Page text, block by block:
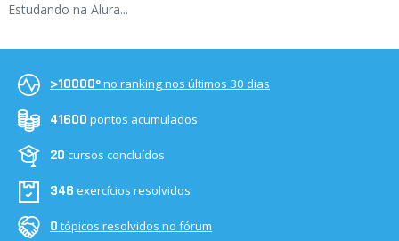
Estudando na Alura...
>10000ºno ranking nos últimos 30 dias
41600 pontos acumulados
20 cursos concluídos
346 exercícios resolvidos
0 tópicos resolvidos no fórum